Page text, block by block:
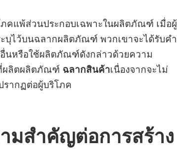
ภคแพ้ส่วนประกอบเฉพาะในผลิตภัณฑ์ เมื่อผู้
บุไว้บนฉลากผลิตภัณฑ์ พวกเขาจะได้รับคำ
นหรือใช้ผลิตภัณฑ์ดังกล่าวด้วยความ
ผลิตผลิตภัณฑ์ ฉลากสินค้าเนื่องจากจะไม่
รากฏต่อผู้บริโภค
มสำคัญต่อการสร้าง